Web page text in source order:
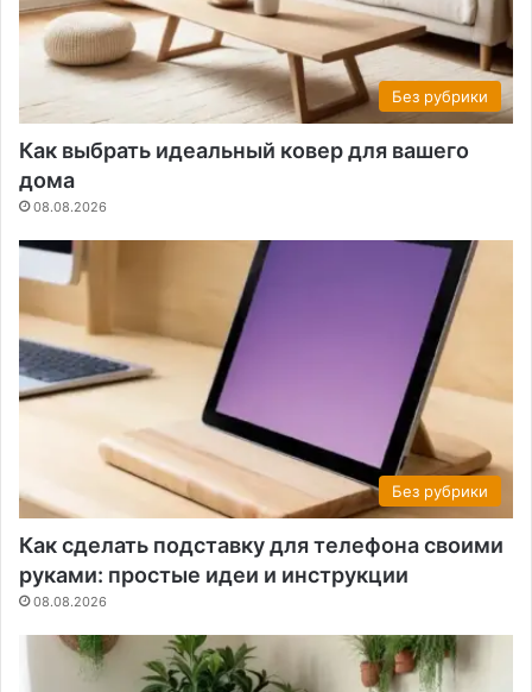
Без рубрики
Как выбрать идеальный ковер для вашего
дома
08.08.2026
Без рубрики
Как сделать подставку для телефона своими
руками: простые идеи и инструкции
08.08.2026